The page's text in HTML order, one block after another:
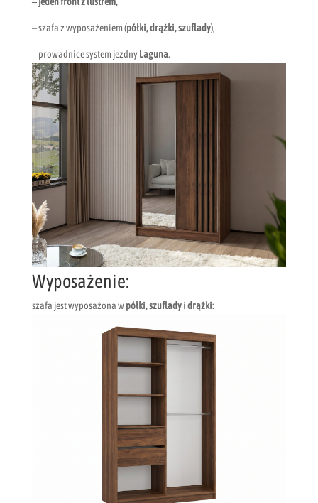
– szafa z wyposażeniem (półki, drążki, szuflady),
– prowadnice system jezdnyLaguna.
Wyposażenie:
szafa jest wyposażona wpółki, szufladyidrążki: